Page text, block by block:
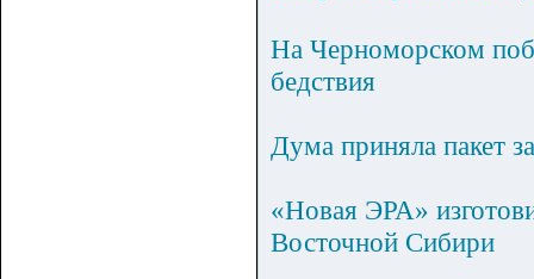
На Черноморском
бедствия
Дума приняла пакет
«Новая ЭРА»
Восточной Сибири